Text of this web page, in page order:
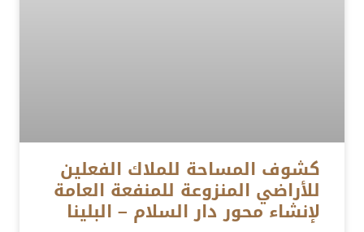
كشوف المساحة للملاك الفعلين
للأراضي المنزوعة للمنفعة العامة
لإنشاء محور دار السلام – البلينا